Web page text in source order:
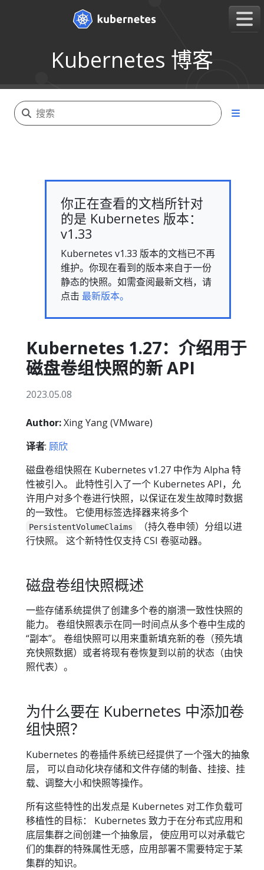
Kubernetes 博客
你正在查看的文档所针对
的是 Kubernetes 版本：
v1.33
Kubernetes v1.33 版本的文档已不再
维护。你现在看到的版本来自于一份
静态的快照。如需查阅最新文档，请
点击 最新版本。
Kubernetes 1.27：介绍用于
磁盘卷组快照的新 API
2023.05.08
Author:Xing Yang (VMware)
译者: 顾欣
磁盘卷组快照在 Kubernetes v1.27 中作为 Alpha 特
性被引入。 此特性引入了一个 Kubernetes API，允
许用户对多个卷进行快照，以保证在发生故障时数据
的一致性。 它使用标签选择器来将多个
PersistentVolumeClaims
（持久卷申领）分组以进
行快照。 这个新特性仅支持 CSI 卷驱动器。
磁盘卷组快照概述
一些存储系统提供了创建多个卷的崩溃一致性快照的
能力。 卷组快照表示在同一时间点从多个卷中生成的
“副本”。 卷组快照可以用来重新填充新的卷（预先填
充快照数据）或者将现有卷恢复到以前的状态（由快
照代表）。
为什么要在 Kubernetes 中添加卷
组快照？
Kubernetes 的卷插件系统已经提供了一个强大的抽象
层， 可以自动化块存储和文件存储的制备、挂接、挂
载、调整大小和快照等操作。
所有这些特性的出发点是 Kubernetes 对工作负载可
移植性的目标： Kubernetes 致力于在分布式应用和
底层集群之间创建一个抽象层， 使应用可以对承载它
们的集群的特殊属性无感，应用部署不需要特定于某
集群的知识。